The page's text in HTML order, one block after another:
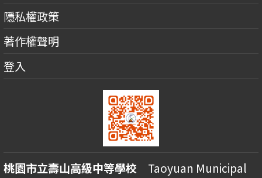
隱私權政策
著作權聲明
登入
桃園市立壽山高級中等學校 Taoyuan Municipal